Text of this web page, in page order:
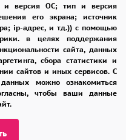
и версия ОС; тип и версия
его экрана; источник
ip-адрес, и тд.)) с помощью
в целях поддержания
сайта, данных
сбора статистики и
сайтов и иных сервисов. С
можно ознакомиться
чтобы ваши данные
в Ярославле"
«Банк Точка»